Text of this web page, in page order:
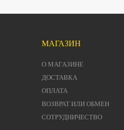
МАГАЗИН
О МАГАЗИНЕ
ДОСТАВКА
ОПЛАТА
ВОЗВРАТ ИЛИ ОБМЕН
СОТРУДНИЧЕСТВО